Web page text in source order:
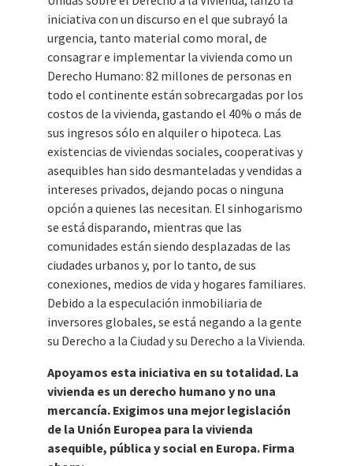
iniciativa con un discurso en el que subrayó la
urgencia, tanto material como moral, de
consagrar e implementar la vivienda como un
Derecho Humano: 82 millones de personas en
todo el continente están sobrecargadas por los
costos de la vivienda, gastando el 40% o más de
sus ingresos sólo en alquiler o hipoteca. Las
existencias de viviendas sociales, cooperativas y
asequibles han sido desmanteladas y vendidas a
intereses privados, dejando pocas o ninguna
opción a quienes las necesitan. El sinhogarismo
se está disparando, mientras que las
comunidades están siendo desplazadas de las
ciudades urbanos y, por lo tanto, de sus
conexiones, medios de vida y hogares familiares.
Debido a la especulación inmobiliaria de
inversores globales, se está negando a la gente
su Derecho a la Ciudad y su Derecho a la Vivienda.
Apoyamos esta iniciativa en su totalidad. La
vivienda es un derecho humano y no una
mercancía. Exigimos una mejor legislación
de la Unión Europea para la vivienda
asequible, pública y social en Europa. Firma